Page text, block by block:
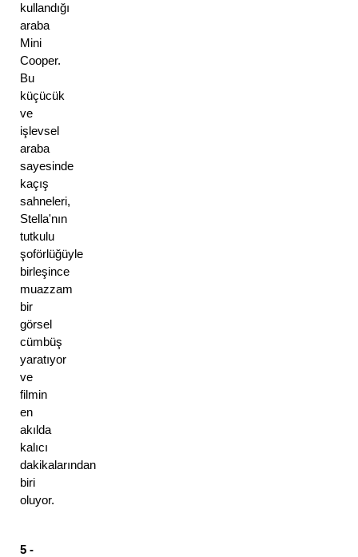
kullandığı
araba
Mini
Cooper.
Bu
küçücük
ve
işlevsel
araba
sayesinde
kaçış
sahneleri,
Stella'nın
tutkulu
şoförlüğüyle
birleşince
muazzam
bir
görsel
cümbüş
yaratıyor
ve
filmin
en
akılda
kalıcı
dakikalarından
biri
5 -